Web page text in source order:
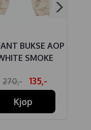
BUKSE AOP
SMOKE
270,-
135,-
Kjøp